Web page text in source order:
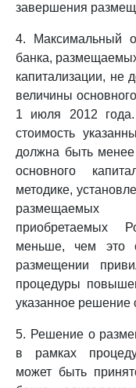
завершения
4. Максимальный
банка,
капитализации, не
величины
1 июля 2012
стоимость
должна быть
основного
методике,
размещаемых
приобретаемых
меньше, чем это
размещении
процедуры
указанное решение
5. Решение о
в рамках
может быть